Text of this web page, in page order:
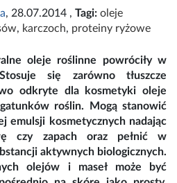
, 28.07.2014 , Tagi: oleje
, karczoch, proteiny ryżowe
oleje roślinne powróciły w
się zarówno tłuszcze
odkryte dla kosmetyki oleje
roślin. Mogą stanowić
emulsji kosmetycznych nadając
czy zapach oraz pełnić w
aktywnych biologicznych.
olejów i maseł może być